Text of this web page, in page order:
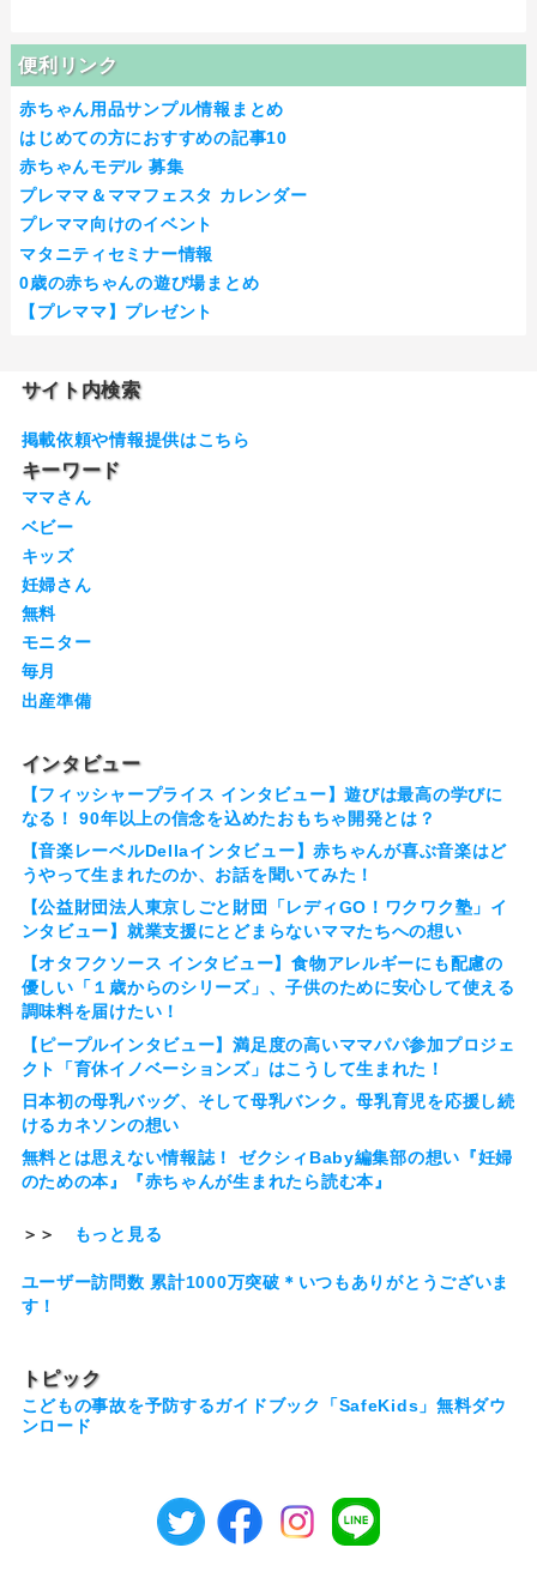
便利リンク
赤ちゃん用品サンプル情報まとめ
はじめての方におすすめの記事10
赤ちゃんモデル 募集
プレママ＆ママフェスタ カレンダー
プレママ向けのイベント
マタニティセミナー情報
0歳の赤ちゃんの遊び場まとめ
【プレママ】プレゼント
サイト内検索
掲載依頼や情報提供はこちら
キーワード
ママさん
ベビー
キッズ
妊婦さん
無料
モニター
毎月
出産準備
インタビュー
【フィッシャープライス インタビュー】遊びは最高の学びに
なる！ 90年以上の信念を込めたおもちゃ開発とは？
【音楽レーベルDellaインタビュー】赤ちゃんが喜ぶ音楽はど
うやって生まれたのか、お話を聞いてみた！
【公益財団法人東京しごと財団「レディGO！ワクワク塾」イ
ンタビュー】就業支援にとどまらないママたちへの想い
【オタフクソース インタビュー】食物アレルギーにも配慮の
優しい「１歳からのシリーズ」、子供のために安心して使える
調味料を届けたい！
【ピープルインタビュー】満足度の高いママパパ参加プロジェ
クト「育休イノベーションズ」はこうして生まれた！
日本初の母乳バッグ、そして母乳バンク。母乳育児を応援し続
けるカネソンの想い
無料とは思えない情報誌！ ゼクシィBaby編集部の想い『妊婦
のための本』『赤ちゃんが生まれたら読む本』
＞＞ もっと見る
ユーザー訪問数 累計1000万突破＊いつもありがとうございま
す！
トピック
こどもの事故を予防するガイドブック「SafeKids」無料ダウ
ンロード